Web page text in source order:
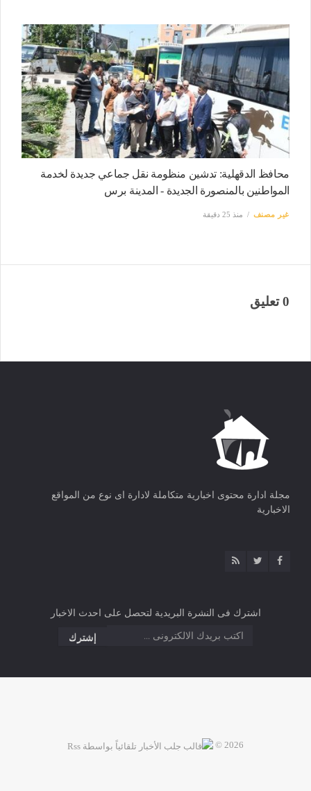
محافظ الدقهلية: تدشين منظومة نقل جماعي جديدة لخدمة
المواطنين بالمنصورة الجديدة - المدينة برس
غير مصنف منذ 25 دقيقة
0 تعليق
مجلة ادارة محتوى اخبارية متكاملة لادارة اى نوع من المواقع
الاخبارية
اشترك فى النشرة البريدية لتحصل على احدث الاخبار
2026 ©